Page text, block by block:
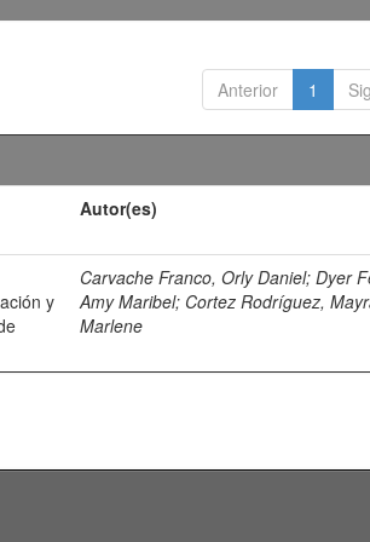
Anterior 1
Autor(es)
y
Carvache Franco, Orly Daniel;Dyer
Amy Maribel; Cortez Rodríguez,
Marlene